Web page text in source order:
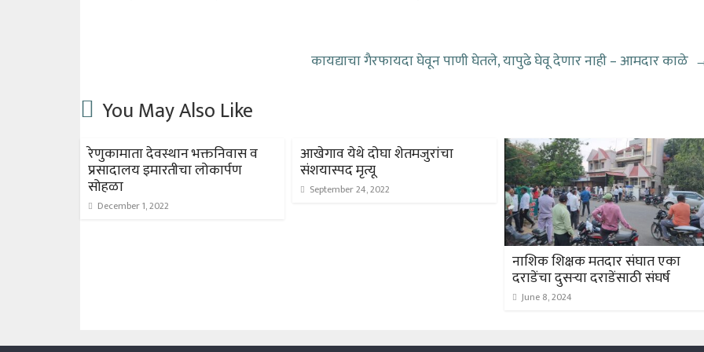
कायद्याचा गैरफायदा घेवून पाणी घेतले, यापुढे घेवू देणार नाही – आमदार काळे
You May Also Like
रेणुकामाता देवस्थान भक्तनिवास व
प्रसादालय इमारतीचा लोकार्पण
सोहळा
December 1, 2022
आखेगाव येथे दोघा शेतमजुरांचा
संशयास्पद मृत्यू
September 24, 2022
नाशिक शिक्षक मतदार संघात एका
दराडेंचा दुसऱ्या दराडेंसाठी संघर्ष
June 8, 2024